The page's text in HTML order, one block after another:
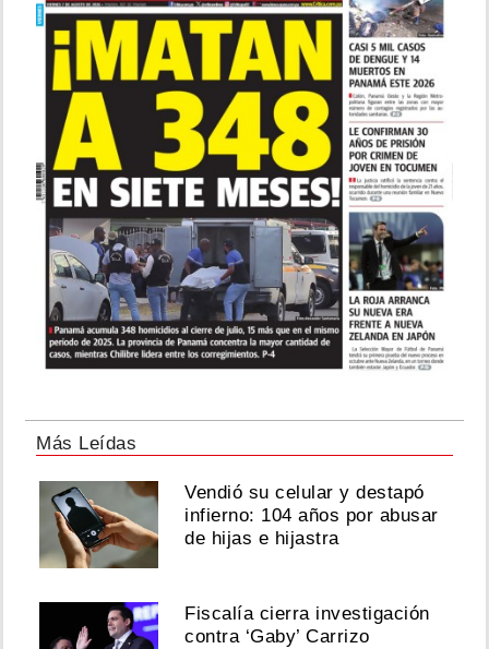
Más Leídas
Vendió su celular y destapó
infierno: 104 años por abusar
de hijas e hijastra
Fiscalía cierra investigación
contra ‘Gaby’ Carrizo